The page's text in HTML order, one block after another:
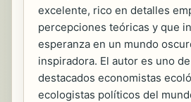
excelente, rico en detalles
percepciones teóricas y que
esperanza en un mundo
inspiradora. El autor es uno
destacados economistas
ecologistas políticos del